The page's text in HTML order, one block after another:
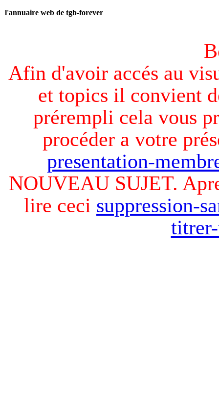
l'annuaire web de tgb-forever
Afin d'avoir accés au
et topics il convient
prérempli cela vous
procéder a votre
presentation-
NOUVEAU SUJET.
lire ceci suppression-